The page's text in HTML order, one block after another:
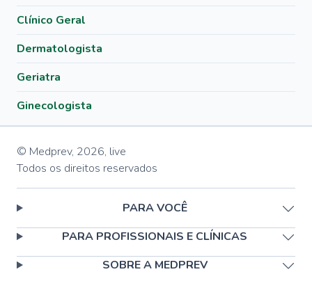
Clínico Geral
Dermatologista
Geriatra
Ginecologista
© Medprev, 2026, live
Todos os direitos reservados
PARA VOCÊ
PARA PROFISSIONAIS E CLÍNICAS
SOBRE A MEDPREV